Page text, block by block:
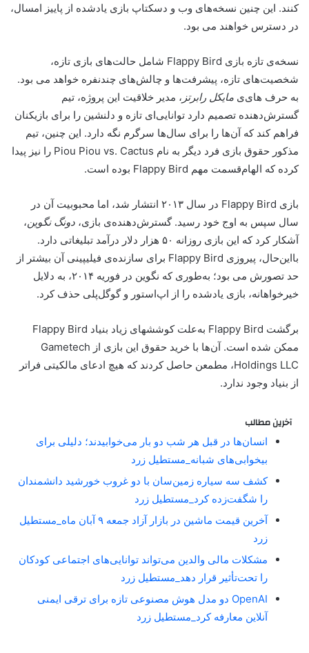
کنند. این چنین نسخه‌های وب و دسکتاپ بازی یادشده از پاییز امسال،
در دسترس خواهند می بود.
نسخه‌ی تازه بازی Flappy Bird شامل حالت‌های بازی تازه،
شخصیت‌های تازه، پیشرفت‌ها و چالش‌های چندنفره خواهد می بود.
به حرف های‌ی مایکل رابرتز ، مدیر خلاقیت این پروژه، تیم
گسترش‌دهنده تصمیم دارد توانایی‌ای تازه و دلنشین را برای بازیکنان
فراهم کند که آن‌ها را برای سال‌ها سرگرم نگه دارد. این چنین، تیم
مذکور حقوق بازی فرد دیگر به نام Piou Piou vs. Cactus را نیز پیدا
کرده که الهام‌قسمت مهم Flappy Bird بوده است.
بازی Flappy Bird در سال ۲۰۱۳ انتشار شد، اما محبوبیت آن در
سال سپس به اوج خود رسید. گسترش‌دهنده‌ی بازی، دونگ نگوین،
آشکار کرد که این بازی روزانه ۵۰ هزار دلار درآمد تبلیغاتی دارد.
بااین‌حال، پیروزی Flappy Bird برای سازنده‌ی فیلیپینی آن بیشتر از
حد تصورش می بود؛ به‌طوری که نگوین در فوریه ۲۰۱۴، به دلایل
خیرخواهانه، بازی یادشده را از اپ‌استور و گوگل‌پلی حذف کرد.
برگشت Flappy Bird به‌علت کوششهای زیاد بنیاد Flappy Bird
ممکن شده است. آن‌ها با خرید حقوق این بازی از Gametech
Holdings LLC، مطمعن حاصل کردند که هیچ ادعای مالکیتی فراتر
از بنیاد وجود ندارد.
آخرین مطالب
انسان‌ها در قبل هر شب دو بار می‌خوابیدند؛ دلیلی برای
بیخوابی‌های شبانه_مستطیل زرد
کشف سه سیاره زمین‌سان با دو غروب خورشید دانشمندان
را شگفت‌زده کرد_مستطیل زرد
آخرین قیمت ماشین در بازار آزاد جمعه ۹ آبان ماه_مستطیل
زرد
مشکلات مالی والدین می‌تواند توانایی‌های اجتماعی کودکان
را تحت‌تأثیر قرار دهد_مستطیل زرد
OpenAI دو مدل هوش مصنوعی تازه برای ترقی ایمنی
آنلاین معارفه کرد_مستطیل زرد